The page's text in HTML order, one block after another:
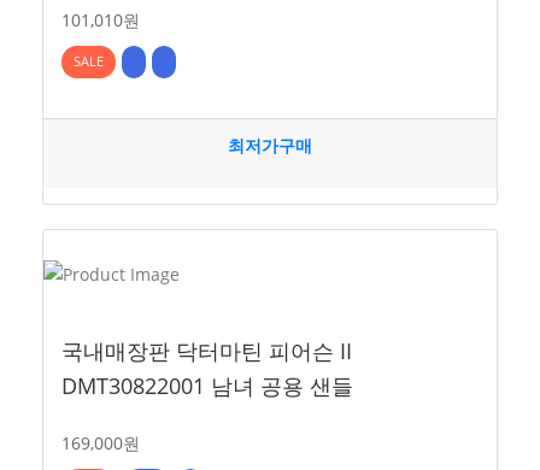
101,010원
SALE
최저가구매
국내매장판 닥터마틴 피어슨 II
DMT30822001 남녀 공용 샌들
169,000원